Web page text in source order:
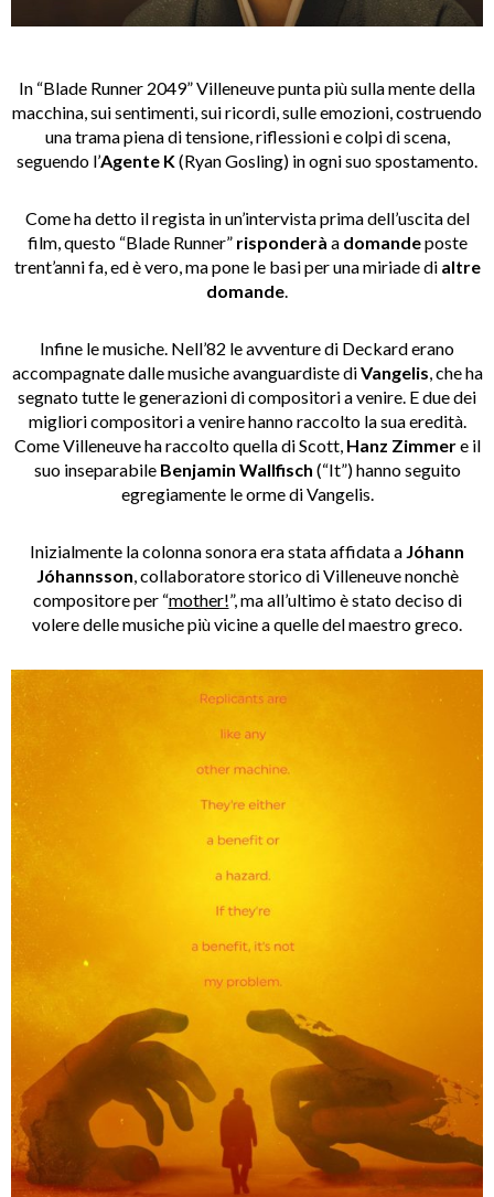
In “Blade Runner 2049” Villeneuve punta più sulla mente della
macchina, sui sentimenti, sui ricordi, sulle emozioni, costruendo
una trama piena di tensione, riflessioni e colpi di scena,
seguendo l’Agente K(Ryan Gosling) in ogni suo spostamento.
Come ha detto il regista in un’intervista prima dell’uscita del
film, questo “Blade Runner” risponderà a domandeposte
trent’anni fa, ed è vero, ma pone le basi per una miriade di altre
domande.
Infine le musiche. Nell’82 le avventure di Deckard erano
accompagnate dalle musiche avanguardiste diVangelis, che ha
segnato tutte le generazioni di compositori a venire. E due dei
migliori compositori a venire hanno raccolto la sua eredità.
Come Villeneuve ha raccolto quella di Scott, Hanz Zimmere il
suo inseparabile Benjamin Wallfisch (“It”) hanno seguito
egregiamente le orme di Vangelis.
Inizialmente la colonna sonora era stata affidata a Jóhann
Jóhannsson, collaboratore storico di Villeneuve nonchè
compositore per “mother!”, ma all’ultimo è stato deciso di
volere delle musiche più vicine a quelle del maestro greco.